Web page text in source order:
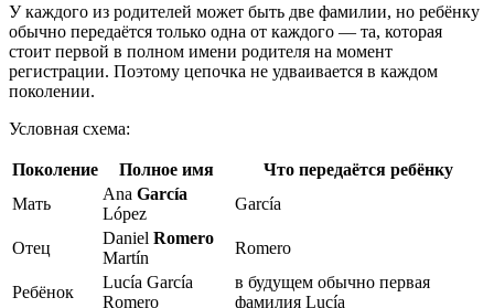
У каждого из родителей может быть две фамилии, но ребёнку
обычно передаётся только одна от каждого — та, которая
стоит первой в полном имени родителя на момент
регистрации. Поэтому цепочка не удваивается в каждом
поколении.
Условная схема:
Поколение Полное имя
Что передаётся ребёнку
Мать
Ana García
López
García
Отец
Daniel Romero
Martín
Romero
Ребёнок
Lucía García
Romero
в будущем обычно первая
фамилия Lucía